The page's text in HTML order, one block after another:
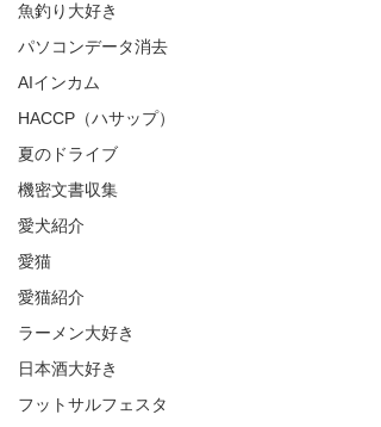
魚釣り大好き
パソコンデータ消去
AIインカム
HACCP（ハサップ）
夏のドライブ
機密文書収集
愛犬紹介
愛猫
愛猫紹介
ラーメン大好き
日本酒大好き
フットサルフェスタ